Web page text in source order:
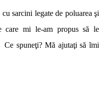
sarcini legate de poluarea şi
care mi le-am propus să le
spuneţi? Mă ajutaţi să ĩmi